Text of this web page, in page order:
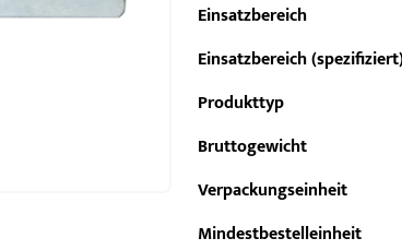
Einsatzbereich
Einsatzbereich
Produkttyp
Bruttogewicht
Verpackungseinheit
Mindestbestelleinheit